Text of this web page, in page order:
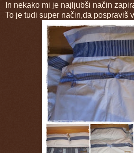
In nekako mi je najljubši način
To je tudi super način,da pospraviš